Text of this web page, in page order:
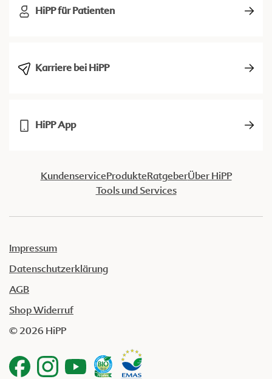
HiPP für Patienten
Karriere bei HiPP
HiPP App
KundenserviceProdukteRatgeberÜber HiPP
Tools und Services
Impressum
Datenschutzerklärung
AGB
Shop Widerruf
© 2026 HiPP